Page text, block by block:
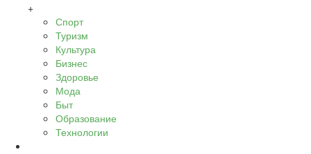
+
Спорт
Туризм
Культура
Бизнес
Здоровье
Мода
Быт
Образование
Технологии